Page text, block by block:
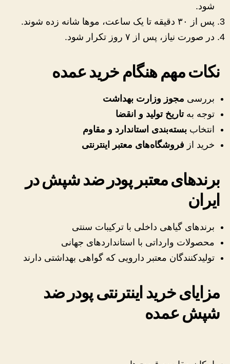
شود.
پس از ۳۰ دقیقه تا یک ساعت، موها شانه زده شوند.
در صورت نیاز، پس از ۷ روز تکرار شود.
نکات مهم هنگام خرید عمده
بررسی مجوز وزارت بهداشت
توجه بهتاریخ تولید و انقضا
انتخاب بسته‌بندی استاندارد و مقاوم
خرید از فروشگاه‌های معتبر اینترنتی
برندهای معتبر پودر ضد شپش در
ایران
برندهای گیاهی داخلی با ترکیبات سنتی
محصولات وارداتی با استانداردهای جهانی
تولیدکنندگان معتبر دارویی که گواهی بهداشتی دارند
مزایای خرید اینترنتی پودر ضد
شپش عمده